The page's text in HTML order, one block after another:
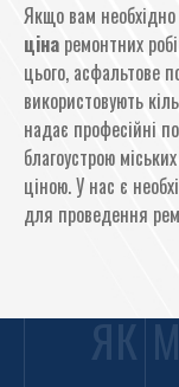
Якщо вам
ціна ремонтних
цього, асфальтове
використовують
надає професійні
благоустрою
ціною. У нас є
для проведення
ЯК